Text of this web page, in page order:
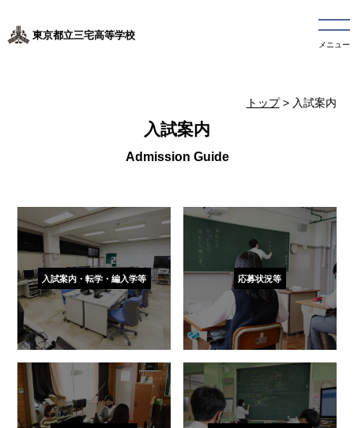
東京都立三宅高等学校
メニュー
トップ> 入試案内
入試案内
入試案内・転学・編入学等 応募状況等